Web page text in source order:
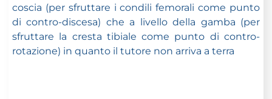
coscia (per sfruttare i condili femorali come punto
di contro-discesa) che a livello della gamba (per
sfruttare la cresta tibiale come punto di contro-
rotazione) in quanto il tutore non arriva a terra